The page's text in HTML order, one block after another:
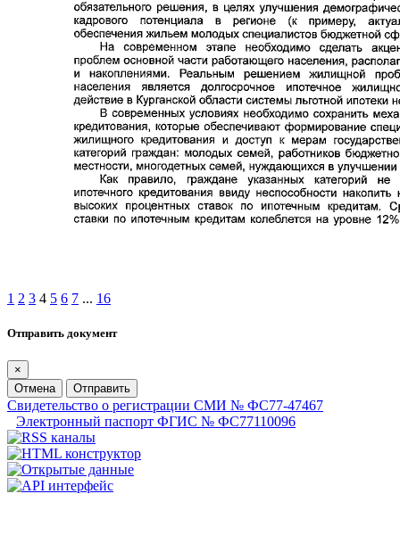
1 2 3 4 5 6 7 ... 16
Отправить документ
×
Отмена
Отправить
Свидетельство о регистрации СМИ № ФС77-47467
Электронный паспорт ФГИС № ФС77110096